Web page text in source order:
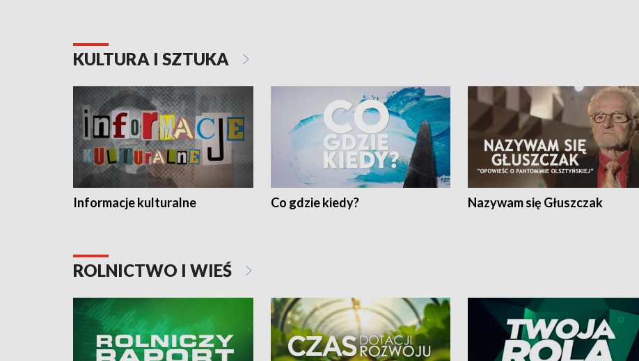
KULTURA I SZTUKA
Informacje kulturalne Co gdzie kiedy? Nazywam się Głuszczak
ROLNICTWO I WIEŚ